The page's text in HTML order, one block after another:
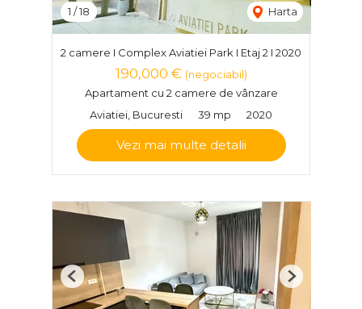
1 /18 Harta
2 camere I Complex Aviatiei Park I Etaj 2 I 2020
190,000 € (negociabil)
Apartament cu 2 camere de vânzare
Aviatiei, Bucuresti
39 mp 2020
Vezi mai multe detalii
Previous Next